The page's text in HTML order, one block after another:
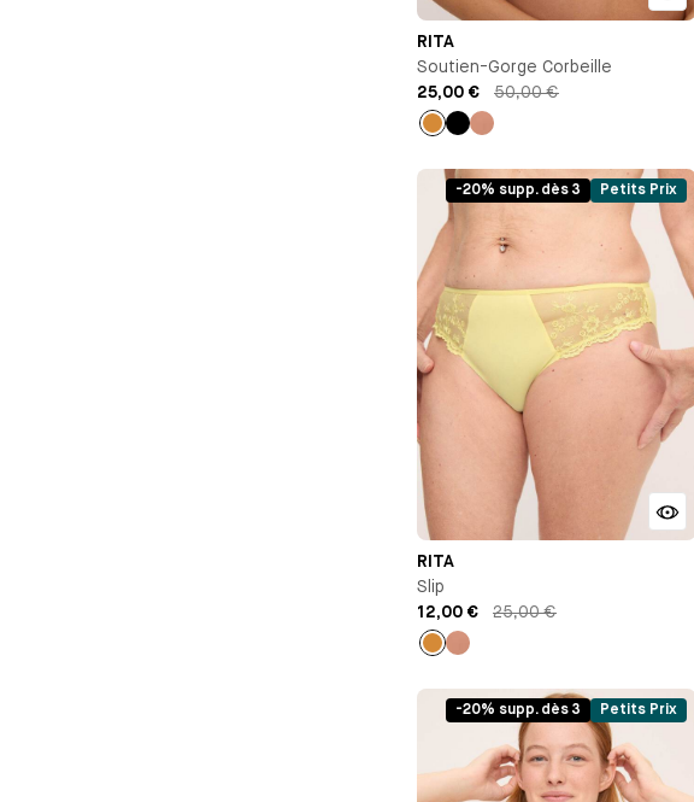
RITA
Soutien-Gorge Corbeille
25,00 €
50,00 €
-20% supp. dès 3 Petits Prix
RITA
Slip
12,00 €
25,00 €
Ocre
-20% supp. dès 3 Petits Prix